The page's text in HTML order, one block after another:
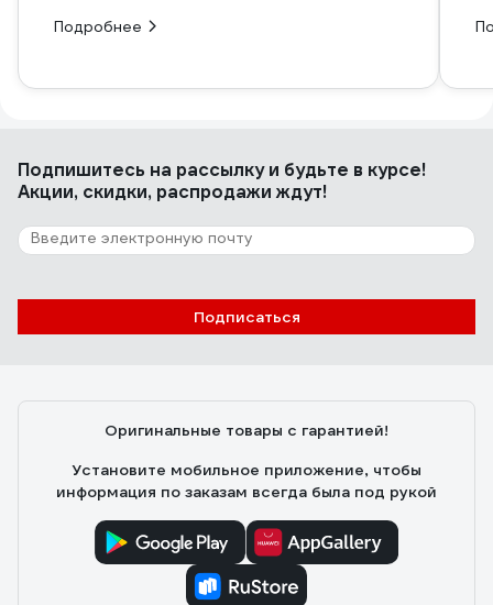
Подробнее
Подпишитесь на рассылкуи будьте в курсе!
Акции, скидки, распродажи ждут!
Подписаться
Оригинальные товары с гарантией!
Установите мобильное приложение, чтобы
информация по заказам всегда была под рукой